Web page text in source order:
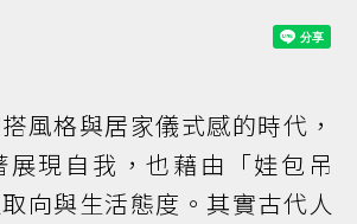
風格與居家儀式感的時代，
展現自我，也藉由「娃包吊
向與生活態度。其實古代人